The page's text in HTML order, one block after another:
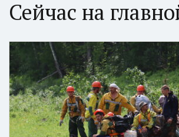
Сейчас на